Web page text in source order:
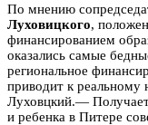
По мнению
Луховицкого,
финансированием
оказались самые
региональное
приводит к реальному
Луховцкий.—
и ребенка в Питере